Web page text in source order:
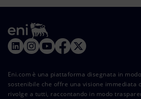
Eni.com è una piattaforma disegnata in
sostenibile che offre una visione immediata
rivolge a tutti, raccontando in modo